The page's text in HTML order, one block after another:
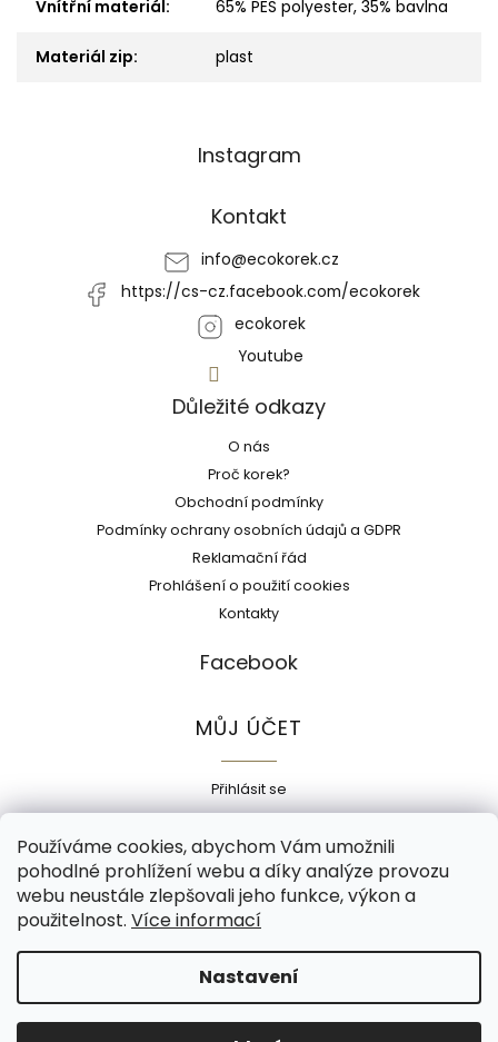
Používáme cookies, abychom Vám umožnili
pohodlné prohlížení webu a díky analýze provozu
webu neustále zlepšovali jeho funkce, výkon a
použitelnost. Více informací
Nastavení
Vnítřní materiál: 65% PES polyester, 35% bavlna
Materiál zip: plast
Instagram
Kontakt
info@ecokorek.cz
https://cs-cz.facebook.com/ecokorek
ecokorek
Youtube
Důležité odkazy
O nás
Proč korek?
Obchodní podmínky
Podmínky ochrany osobních údajů a GDPR
Reklamační řád
Prohlášení o použití cookies
Kontakty
Facebook
MŮJ ÚČET
Přihlásit se
Registrace
Historie objednávek
Adresy
Odhlásit se
Ecokorek. Všechna práva vyhrazena.